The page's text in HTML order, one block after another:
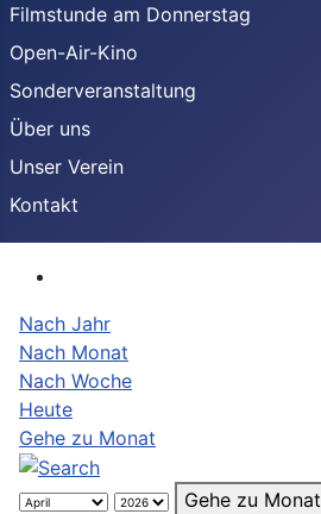
Filmstunde am Donnerstag
Open-Air-Kino
Sonderveranstaltung
Über uns
Unser Verein
Kontakt
Nach Jahr
Nach Monat
Nach Woche
Heute
Gehe zu Monat
Gehe zu Monat